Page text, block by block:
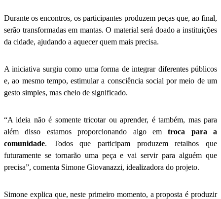
Durante os encontros, os participantes produzem peças que, ao final,
serão transformadas em mantas. O material será doado a instituições
da cidade, ajudando a aquecer quem mais precisa.
A iniciativa surgiu como uma forma de integrar diferentes públicos
e, ao mesmo tempo, estimular a consciência social por meio de um
gesto simples, mas cheio de significado.
“A ideia não é somente tricotar ou aprender, é também, mas para
além disso estamos proporcionando algo emtroca para a
comunidade. Todos que participam produzem retalhos que
futuramente se tornarão uma peça e vai servir para alguém que
precisa”, comenta Simone Giovanazzi, idealizadora do projeto.
Simone explica que, neste primeiro momento, a proposta é produzir